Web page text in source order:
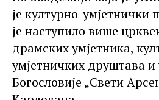
је културно-
је наступило више
драмских умјетника,
умјетничких друштава
Богословије „Свети